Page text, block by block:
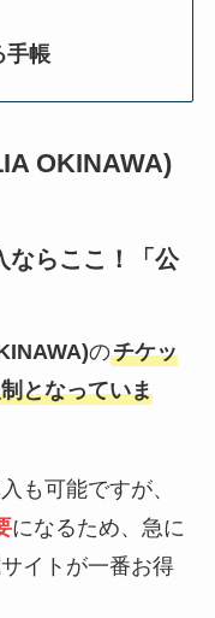
手帳
OKINAWA)
ならここ！「公
のチケッ
となっていま
も可能ですが、
になるため、急に
イトが一番お得